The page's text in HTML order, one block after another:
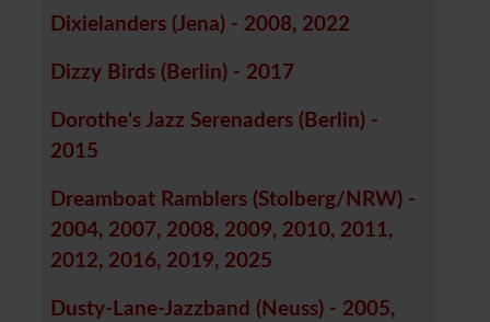
Dixielanders (Jena) - 2008, 2022
Dizzy Birds (Berlin) - 2017
Dorothe's Jazz Serenaders (Berlin) -
2015
Dreamboat Ramblers (Stolberg/NRW) -
2004, 2007, 2008, 2009, 2010, 2011,
2012, 2016, 2019, 2025
Dusty-Lane-Jazzband (Neuss) - 2005,